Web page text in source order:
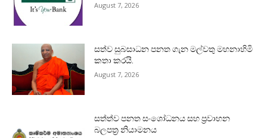
August 7, 2026
සත්ව සුබසාධන පනත ගැන මල්වතු මහනාහිමි
කතා කරයි.
August 7, 2026
සත්ත්ව පනත සංශෝධනය සහ ප්‍රවාහන
බලපත්‍ර නියාමනය